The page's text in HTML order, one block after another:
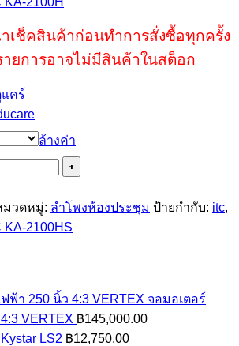
เช็คสินค้าก่อนทำการสั่งซื้อทุกครั้ง
ายการอาจไม่มีสินค้าในสต็อก
ล้างค่า
มวดหมู่: ลำโพงห้องประชุม ป้ายกำกับ: itc,
KA-2100HS
จอมอเตอร์
VERTEX ฿145,000.00
Kystar LS2 ฿12,750.00